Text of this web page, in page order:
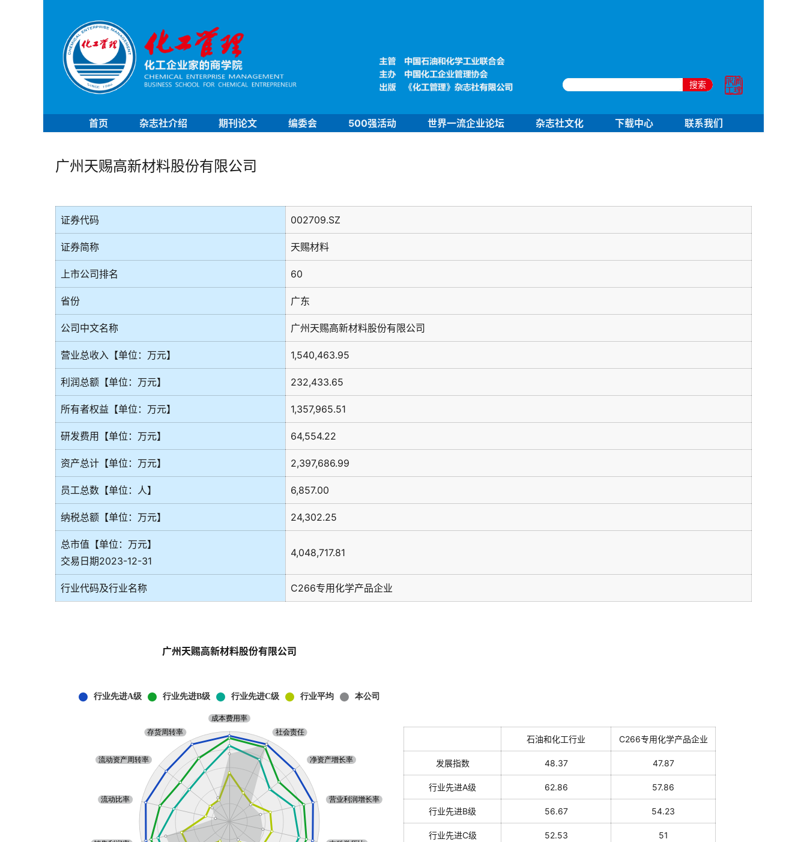
搜索
首页 杂志社介绍 期刊论文 编委会 500强活动 世界一流企业论坛 杂志社文化 下载中心 联系我们
广州天赐高新材料股份有限公司
证券代码 002709.SZ
证券简称 天赐材料
上市公司排名 60
省份 广东
公司中文名称 广州天赐高新材料股份有限公司
营业总收入【单位：万元】 1,540,463.95
利润总额【单位：万元】 232,433.65
所有者权益【单位：万元】 1,357,965.51
研发费用【单位：万元】 64,554.22
资产总计【单位：万元】 2,397,686.99
员工总数【单位：人】 6,857.00
纳税总额【单位：万元】 24,302.25
总市值【单位：万元】
交易日期2023-12-31
4,048,717.81
行业代码及行业名称 C266专用化学产品企业
广州天赐高新材料股份有限公司
石油和化工行业 C266专用化学产品企业
发展指数 48.37 47.87
行业先进A级 62.86 57.86
行业先进B级 56.67 54.23
行业先进C级 52.53 51